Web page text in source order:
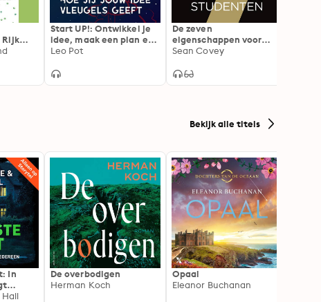
Rijk
leven
Start UP!: Ontwikkel je
idee, maak een plan en
start succesvol
Leo Pot
De zeven
eigenschappen voor
effectieve studenten
Sean Covey
Bekijk alle titels
In
Hall
De overbodigen
Herman Koch
Opaal
Eleanor Buchanan